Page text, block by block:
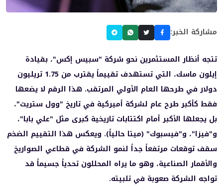
مشاركة الخبر:
تتجه أنظار المستثمرين نحو شركة "سبيس إكس"، بقيادة
إيلون ماسك، التي تستهدف تقييماً يقترب من 1.75 تريليون
دولار في طرحها العام الأولي المرتقب. هذا الرقم لا يضعها
فقط كأكبر طرح عام لشركة أميركية في تاريخ "وول ستريت"،
بل يجعلها الأكبر أمام اكتتابات تاريخية كبرى مثل "علي بابا"،
و"فيزا"، و"فيسبوك" (ميتا حالياً). ويعكس هذا التقييم الضخم
سقف توقعات مرتفعاً جداً لنمو الشركة في قطاعي الصواريخ
والأقمار الصناعية، وهو ما يراه المحللون تحدياً جسيماً قد
تواجه الشركة صعوبة في تلبيته.